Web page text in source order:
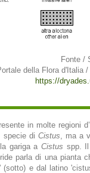
Fonte /
della Flora d'Italia
https://
in molte regioni
specie di Cistus, ma a
gariga a Cistus spp.
parla di una pianta
e dal latino